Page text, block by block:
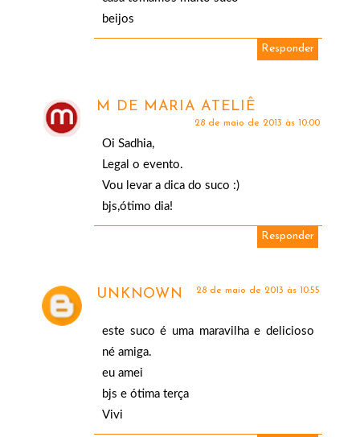
beijos
Responder
M DE MARIA ATELIÊ
28 de maio de 2013 às 10:00
Oi Sadhia,
Legal o evento.
Vou levar a dica do suco :)
bjs,ótimo dia!
Responder
UNKNOWN 28 de maio de 2013 às 10:55
este suco é uma maravilha e delicioso
né amiga.
eu amei
bjs e ótima terça
Vivi